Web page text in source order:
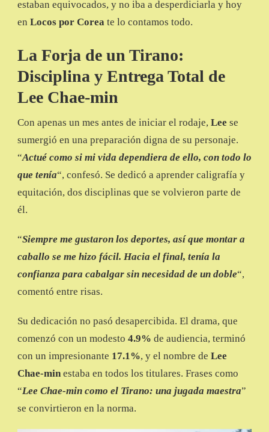
estaban equivocados, y no iba a desperdiciarla y hoy
en Locos por Corea te lo contamos todo.
La Forja de un Tirano:
Disciplina y Entrega Total de
Lee Chae-min
Con apenas un mes antes de iniciar el rodaje, Lee se
sumergió en una preparación digna de su personaje.
“Actué como si mi vida dependiera de ello, con todo lo
que tenía“, confesó. Se dedicó a aprender caligrafía y
equitación, dos disciplinas que se volvieron parte de
él.
“Siempre me gustaron los deportes, así que montar a
caballo se me hizo fácil. Hacia el final, tenía la
confianza para cabalgar sin necesidad de un doble“,
comentó entre risas.
Su dedicación no pasó desapercibida. El drama, que
comenzó con un modesto 4.9% de audiencia, terminó
con un impresionante 17.1%, y el nombre de Lee
Chae-min estaba en todos los titulares. Frases como
“Lee Chae-min como el Tirano: una jugada maestra”
se convirtieron en la norma.